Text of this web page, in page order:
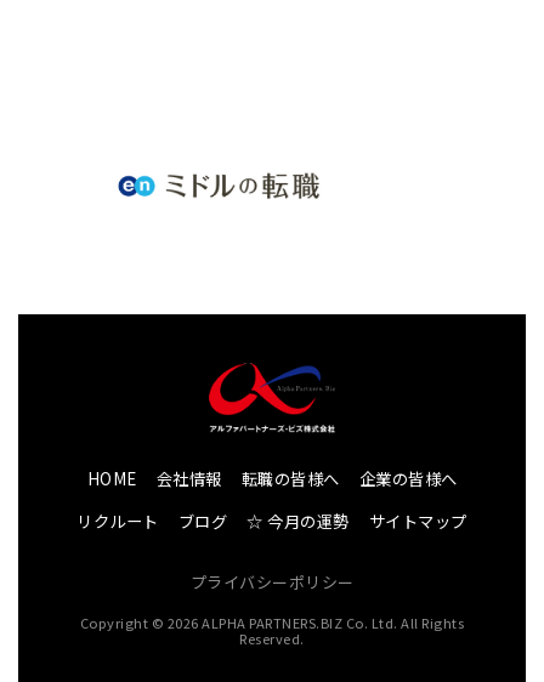
HOME 会社情報 転職の皆様へ
企業の皆様へ
リクルート
ブログ ☆ 今月の運勢 サイトマップ
プライバシーポリシー
Copyright © 2026 ALPHA PARTNERS.BIZ Co. Ltd. All Rights
Reserved.